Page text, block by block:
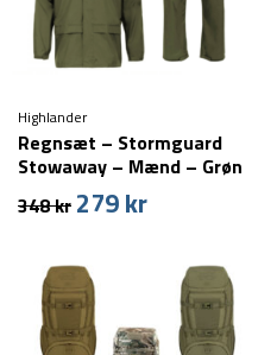
Highlander
Regnsæt – Stormguard
Stowaway – Mænd – Grøn
348kr Den
var:
348 kr.
279krDen
279 kr.